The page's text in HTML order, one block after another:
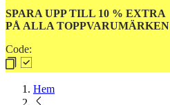
SPARA UPP TILL 10 % EXTRA
PÅ ALLA TOPPVARUMÄRKEN
Code:
Hem